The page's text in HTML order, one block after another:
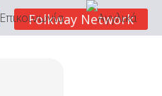
Επικοινωνία
Folkway Network